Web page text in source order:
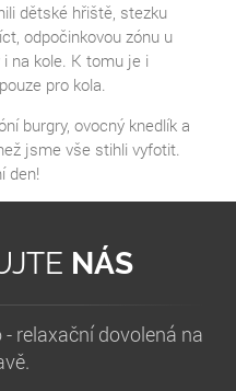
dětské hřiště, stezku
odpočinkovou zónu u
na kole. K tomu je i
pro kola.
burgry, ovocný knedlík a
jsme vše stihli vyfotit.
den!
NÁS
relaxační dovolená na